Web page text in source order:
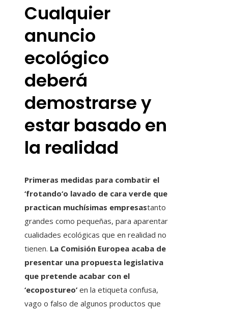
Cualquier
anuncio
ecológico
deberá
demostrarse y
estar basado en
la realidad
Primeras medidas para combatir el
‘frotando‘o lavado de cara verde que
practican muchísimas empresastanto
grandes como pequeñas, para aparentar
cualidades ecológicas que en realidad no
tienen. La Comisión Europea acaba de
presentar una propuesta legislativa
que pretende acabar con el
‘ecopostureo’ en la etiqueta confusa,
vago o falso de algunos productos que